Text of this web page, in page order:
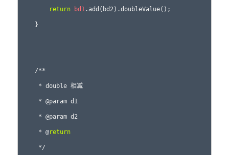
return bd1 .add(bd2).doubleValue();
     * @
return